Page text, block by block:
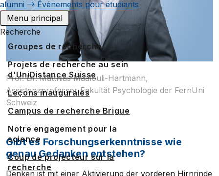
alumni
Événements pour étudiants
Menu principal
Recherche
Groupes de recherche
Projets de recherche au sein
d'UniDistance Suisse
Leçons inaugurales
Campus de recherche Brigue
Notre engagement pour la
science
Coup de projecteur sur la
recherche
Prof. Dr. Matthias Maalouli-Hartmann,
Assistenzprofessor Fakultät Psychologie der FernUni
Schweiz
Gibt es Forschungserkenntnisse wie
genau Gedanken entstehen?
Denken ist mit einer Aktivierung der vorderen Hirnrinde